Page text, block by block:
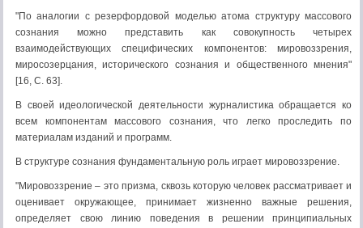
"По аналогии с резерфордовой моделью атома структуру массового
сознания можно представить как совокупность четырех
взаимодействующих специфических компонентов: мировоззрения,
миросозерцания, исторического сознания и общественного мнения"
[16, С. 63].
В своей идеологической деятельности журналистика обращается ко
всем компонентам массового сознания, что легко проследить по
материалам изданий и программ.
В структуре сознания фундаментальную роль играет мировоззрение.
"Мировоззрение – это призма, сквозь которую человек рассматривает и
оценивает окружающее, принимает жизненно важные решения,
определяет свою линию поведения в решении принципиальных